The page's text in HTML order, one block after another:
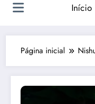
Início
Página inicial